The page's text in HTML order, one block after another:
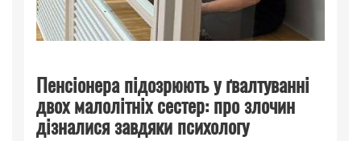
Пенсіонера підозрюють у ґвалтуванні
двох малолітніх сестер: про злочин
дізналися завдяки психологу